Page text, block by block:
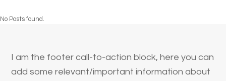
No Posts found.
I am the footer call-to-action block, here you can
add some relevant/important information about